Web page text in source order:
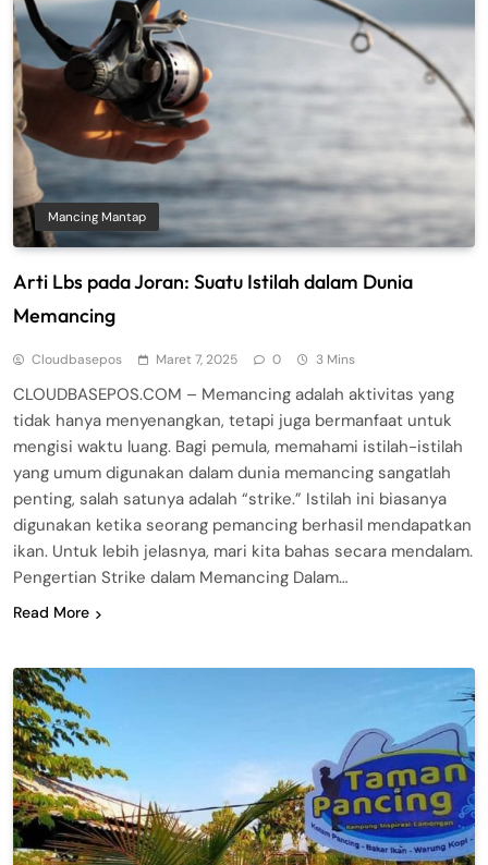
Mancing Mantap
Arti Lbs pada Joran: Suatu Istilah dalam Dunia
Memancing
Cloudbasepos Maret 7, 2025 0 3 Mins
CLOUDBASEPOS.COM – Memancing adalah aktivitas yang
tidak hanya menyenangkan, tetapi juga bermanfaat untuk
mengisi waktu luang. Bagi pemula, memahami istilah-istilah
yang umum digunakan dalam dunia memancing sangatlah
penting, salah satunya adalah “strike.” Istilah ini biasanya
digunakan ketika seorang pemancing berhasil mendapatkan
ikan. Untuk lebih jelasnya, mari kita bahas secara mendalam.
Pengertian Strike dalam Memancing Dalam…
Read More